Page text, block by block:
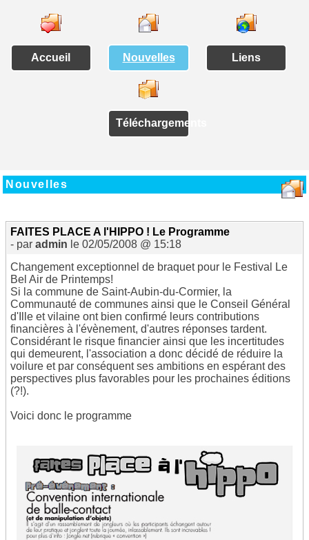
Accueil Nouvelles Liens
Téléchargements
Nouvelles
FAITES PLACE A l'HIPPO ! Le Programme
- par admin le 02/05/2008 @ 15:18
Changement exceptionnel de braquet pour le Festival Le
Bel Air de Printemps!
Si la commune de Saint-Aubin-du-Cormier, la
Communauté de communes ainsi que le Conseil Général
d'Ille et vilaine ont bien confirmé leurs contributions
financières à l'évènement, d'autres réponses tardent.
Considérant le risque financier ainsi que les incertitudes
qui demeurent, l'association a donc décidé de réduire la
voilure et par conséquent ses ambitions en espérant des
perspectives plus favorables pour les prochaines éditions
(?!).
Voici donc le programme